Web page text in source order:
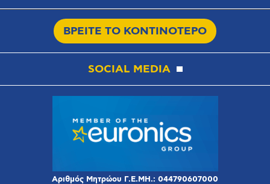
ΒΡΕΙΤΕ ΤΟ ΚΟΝΤΙΝΟΤΕΡΟ
SOCIAL MEDIA